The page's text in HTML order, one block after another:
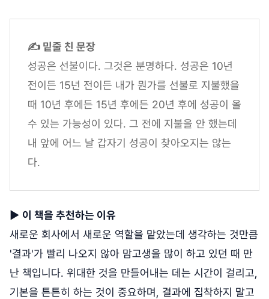
✍ 밑줄 친 문장
성공은 선불이다. 그것은 분명하다. 성공은 10년
전이든 15년 전이든 내가 뭔가를 선불로 지불했을
때 10년 후에든 15년 후에든 20년 후에 성공이 올
수 있는 가능성이 있다. 그 전에 지불을 안 했는데
내 앞에 어느 날 갑자기 성공이 찾아오지는 않는
다.
▶ 이 책을 추천하는 이유
새로운 회사에서 새로운 역할을 맡았는데 생각하는 것만큼
'결과'가 빨리 나오지 않아 맘고생을 많이 하고 있던 때 만
난 책입니다. 위대한 것을 만들어내는 데는 시간이 걸리고,
기본을 튼튼히 하는 것이 중요하며, 결과에 집착하지 말고